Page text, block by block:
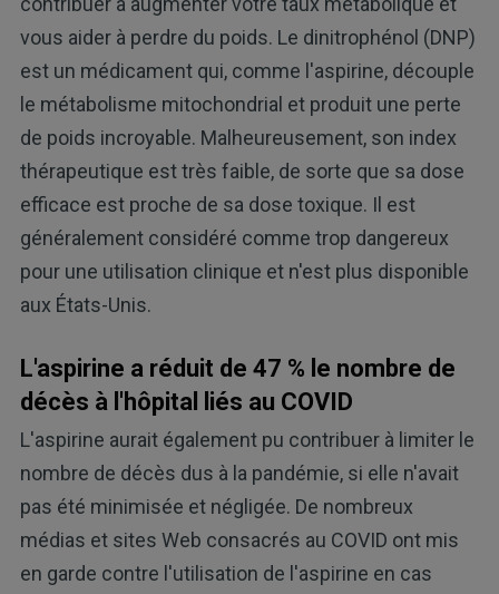
vous aider à perdre du poids. Le dinitrophénol (DNP)
est un médicament qui, comme l'aspirine, découple
le métabolisme mitochondrial et produit une perte
de poids incroyable. Malheureusement, son index
thérapeutique est très faible, de sorte que sa dose
efficace est proche de sa dose toxique. Il est
généralement considéré comme trop dangereux
pour une utilisation clinique et n'est plus disponible
aux États-Unis.
L'aspirine a réduit de 47 % le nombre de
décès à l'hôpital liés au COVID
L'aspirine aurait également pu contribuer à limiter le
nombre de décès dus à la pandémie, si elle n'avait
pas été minimisée et négligée. De nombreux
médias et sites Web consacrés au COVID ont mis
en garde contre l'utilisation de l'aspirine en cas